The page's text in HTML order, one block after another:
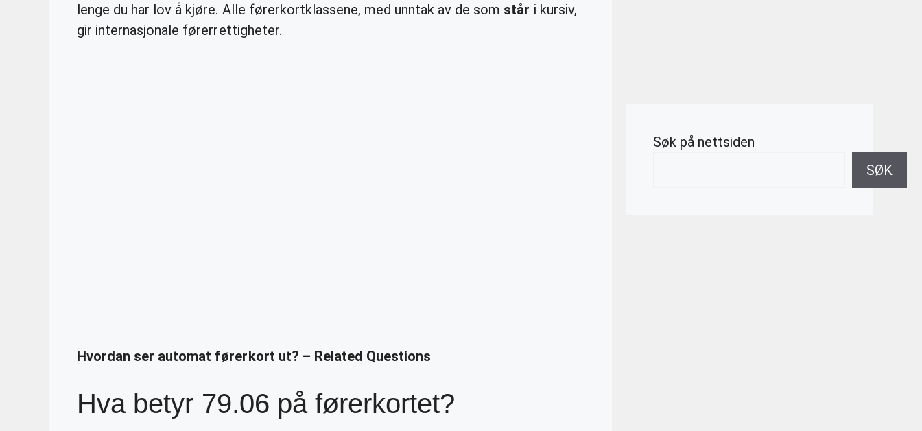
lenge du har lov å kjøre. Alle førerkortklassene, med unntak av de som står i kursiv,
gir internasjonale førerrettigheter.
Hvordan ser automat førerkort ut? – Related Questions
Hva betyr 79.06 på førerkortet?
Søk på nettsiden
SØK